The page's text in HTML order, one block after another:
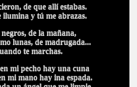
de que allí estabas.
ilumina y tú me abrazas.
de la mañana,
lunas, de madrugada...
te marchas.
mi pecho hay una cuna
mi mano hay ina espada.